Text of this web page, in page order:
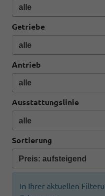
Getriebe
Antrieb
Ausstattungslinie
Sortierung
In Ihrer aktuellen